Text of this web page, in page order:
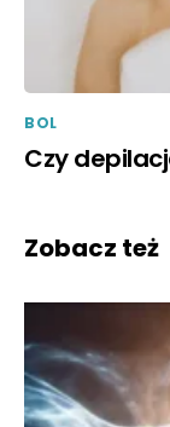
BOL
Czy
Zobacz też